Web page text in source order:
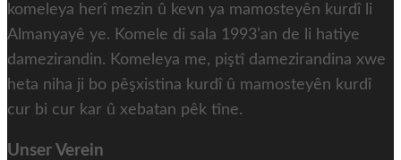
komeleya herî mezin û kevn ya mamosteyên kurdî li
Almanyayê ye. Komele di sala 1993’an de li hatiye
damezirandin. Komeleya me, piştî damezirandina xwe
heta niha ji bo pêşxistina kurdî û mamosteyên kurdî
cur bi cur kar û xebatan pêk tîne.
Unser Verein